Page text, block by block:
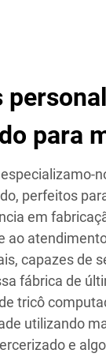
para
especializamo-
perfeitos
em
ao
capazes de
fábrica de
tricô
utilizando
e